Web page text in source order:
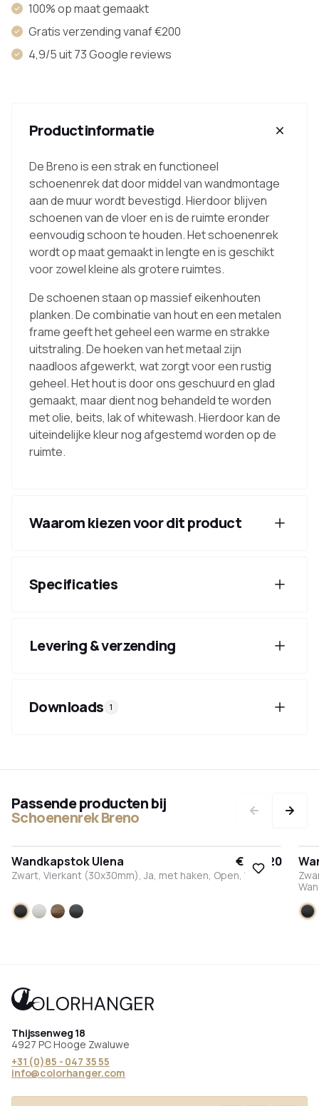
100% op maat gemaakt
Gratis verzending vanaf €200
4,9/5 uit 73 Google reviews
Productinformatie
De Breno is een strak en functioneel
schoenenrek dat door middel van wandmontage
aan de muur wordt bevestigd. Hierdoor blijven
schoenen van de vloer en is de ruimte eronder
eenvoudig schoon te houden. Het schoenenrek
wordt op maat gemaakt in lengte en is geschikt
voor zowel kleine als grotere ruimtes.
De schoenen staan op massief eikenhouten
planken. De combinatie van hout en een metalen
frame geeft het geheel een warme en strakke
uitstraling. De hoeken van het metaal zijn
naadloos afgewerkt, wat zorgt voor een rustig
geheel. Het hout is door ons geschuurd en glad
gemaakt, maar dient nog behandeld te worden
met olie, beits, lak of whitewash. Hierdoor kan de
uiteindelijke kleur nog afgestemd worden op de
ruimte.
Waarom kiezen voor dit product
Specificaties
Levering & verzending
Downloads 1
Passende producten bij
Schoenenrek Breno
Wandkapstok Ulena € 309,20
Zwart, Vierkant (30x30mm), Ja, met haken, Open, Wand
ZwartWitBronsAntraciet
Thijssenweg 18
4927 PC Hooge Zwaluwe
+31 (0)85 - 047 35 55
info@colorhanger.com